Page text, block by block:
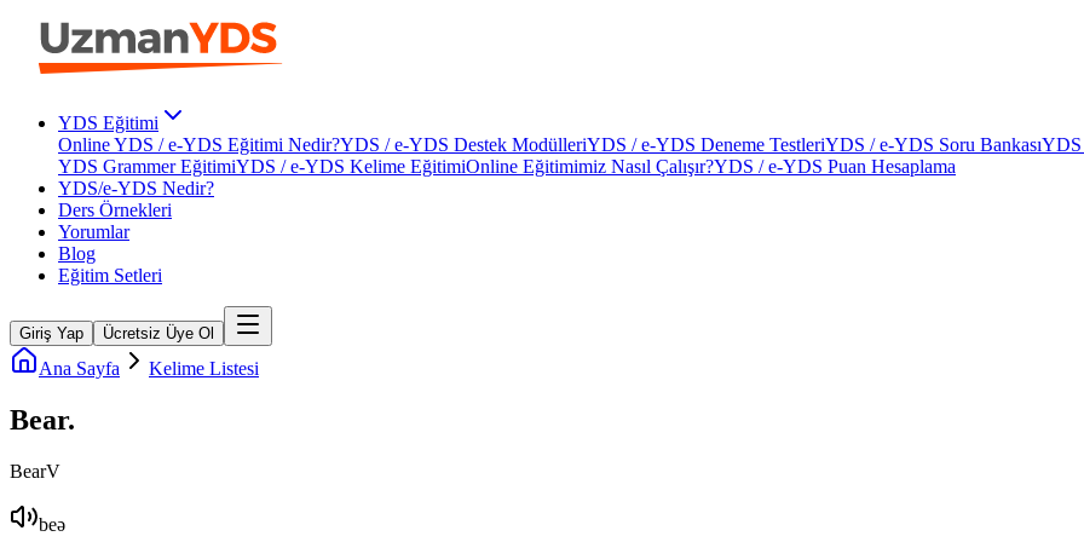
YDS Eğitimi
Online YDS / e-YDS Eğitimi Nedir?YDS / e-YDS Destek ModülleriYDS / e-YDS Deneme TestleriYDS / e-YDS Soru BankasıYDS
YDS Grammer EğitimiYDS / e-YDS Kelime EğitimiOnline Eğitimimiz Nasıl Çalışır?YDS / e-YDS Puan Hesaplama
YDS/e-YDS Nedir?
Ders Örnekleri
Yorumlar
Blog
Eğitim Setleri
Giriş Yap Ücretsiz Üye Ol
Ana Sayfa Kelime Listesi
Bear.
BearV
beə